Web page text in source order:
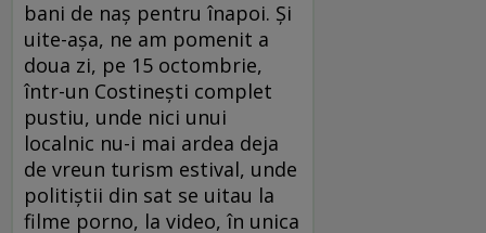
bani de naș pentru înapoi. Și
uite-așa, ne am pomenit a
doua zi, pe 15 octombrie,
într-un Costinești complet
pustiu, unde nici unui
localnic nu-i mai ardea deja
de vreun turism estival, unde
politiștii din sat se uitau la
filme porno, la video, în unica